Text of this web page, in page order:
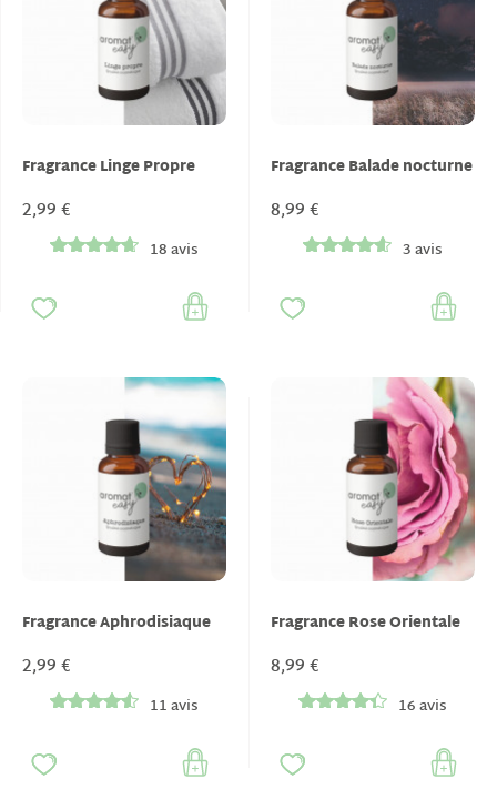
Fragrance Linge Propre
2,99 €
18 avis
Fragrance Balade nocturne
8,99 €
3 avis
Fragrance Aphrodisiaque
2,99 €
11 avis
Fragrance Rose Orientale
8,99 €
16 avis